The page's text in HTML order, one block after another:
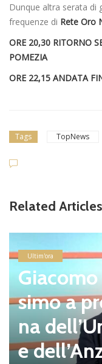
Dunque altra serata di
frequenze di Rete Oro
ORE 20,30 RITORNO
POMEZIA
ORE 22,15 ANDATA
Tags TopNews
Related Articles
Ultim'ora
simo a
na
e